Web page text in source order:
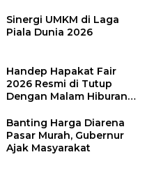
Sinergi UMKM di Laga
Piala Dunia 2026
Handep Hapakat Fair
2026 Resmi di Tutup
Dengan Malam Hiburan
Banting Harga Diarena
Pasar Murah, Gubernur
Ajak Masyarakat